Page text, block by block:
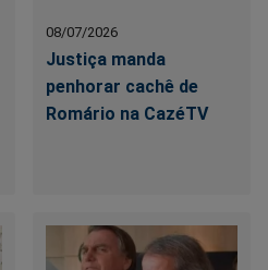
08/07/2026
Justiça manda
penhorar cachê de
Romário na CazéTV